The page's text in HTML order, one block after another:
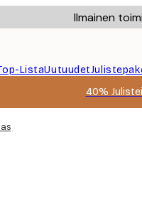
Ilmainen
ListaUutuudet
40%